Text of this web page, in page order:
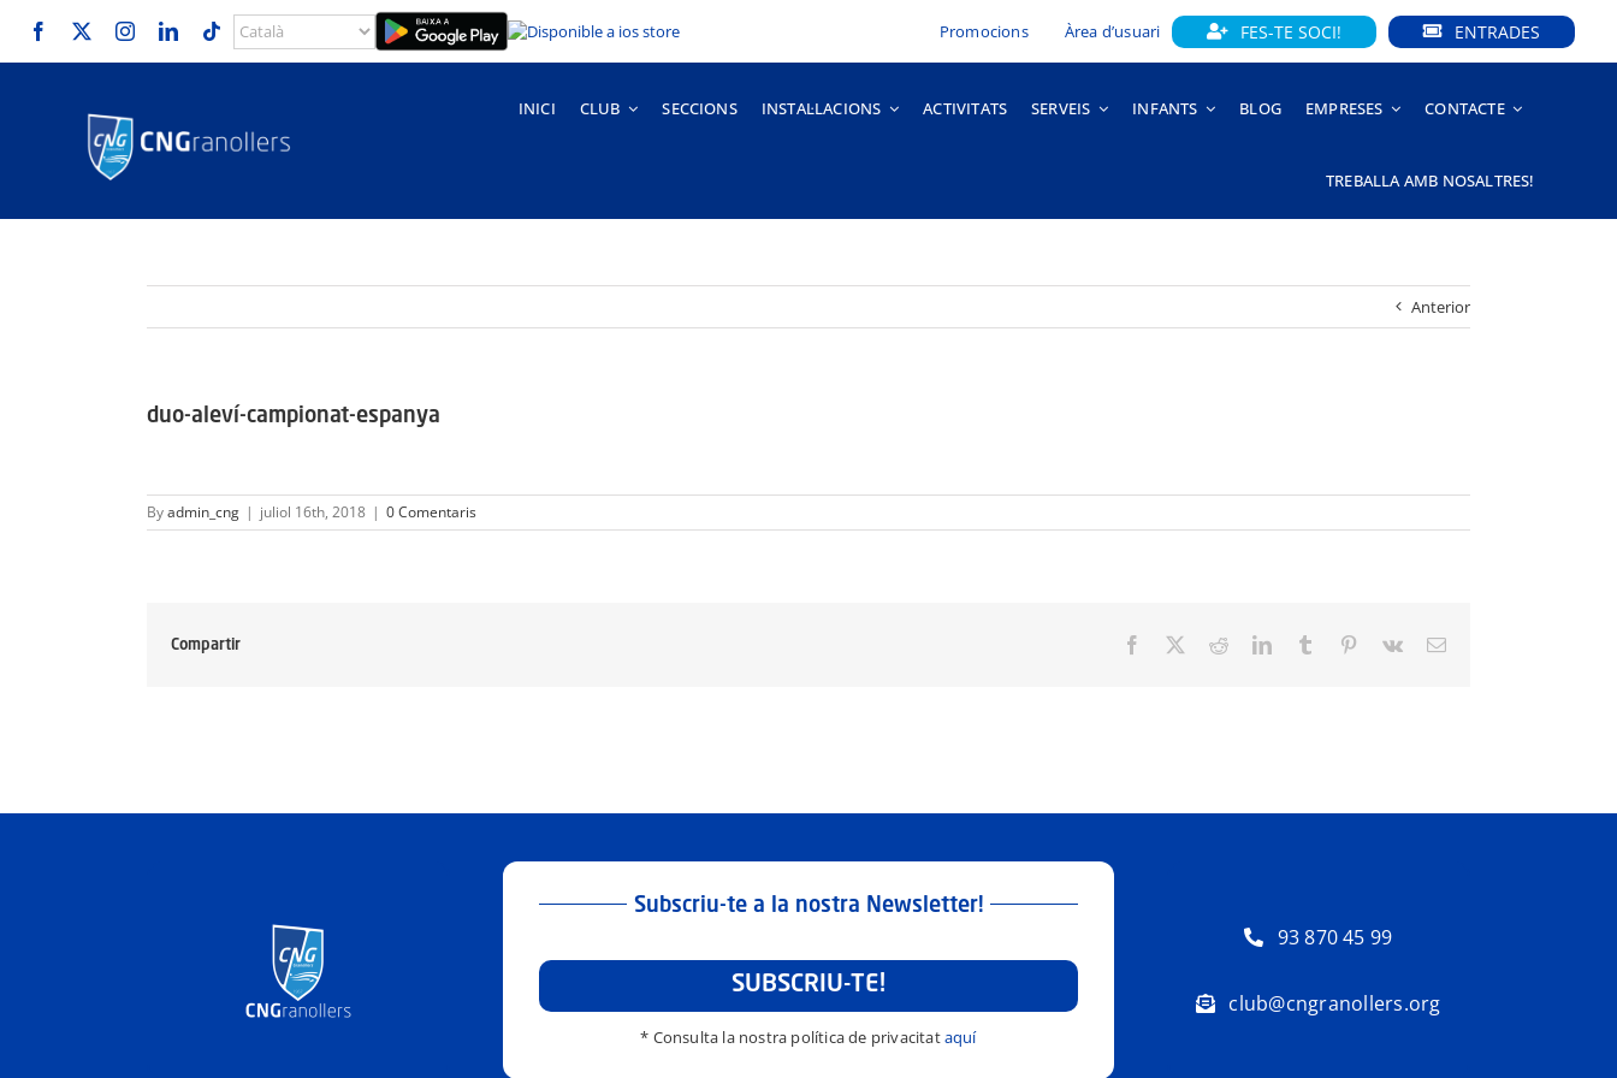
Promocions Àrea d’usuari FES-TE SOCI! ENTRADES
INICI CLUB SECCIONS INSTAL·LACIONS ACTIVITATS SERVEIS INFANTS BLOG EMPRESES CONTACTE
TREBALLA AMB NOSALTRES!
Anterior
duo-aleví-campionat-espanya
Byadmin_cng | juliol 16th, 2018 | 0 Comentaris
Compartir Facebook RedditLinkedInTumblr Pinterest
Vk Email:
Subscriu-te a la nostra Newsletter!
SUBSCRIU-TE!
* Consulta la nostra política de privacitataquí
93 870 45 99
club@cngranollers.org